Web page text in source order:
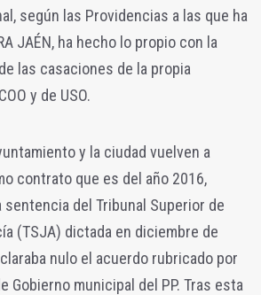
según las Providencias a las que ha
JAÉN, ha hecho lo propio con la
las casaciones de la propia
y de USO.
y la ciudad vuelven a
contrato que es del año 2016,
sentencia del Tribunal Superior de
(TSJA) dictada en diciembre de
nulo el acuerdo rubricado por
Gobierno municipal del PP. Tras esta